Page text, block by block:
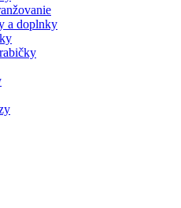
a doplnky